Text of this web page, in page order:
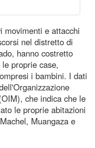
movimenti e attacchi
nel distretto di
hanno costretto
proprie case,
i bambini. I dati
che indica che le
le proprie abitazioni
Muangaza e